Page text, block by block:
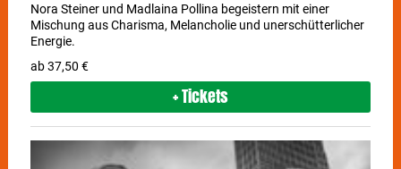
Nora Steiner und Madlaina Pollina begeistern mit einer
Mischung aus Charisma, Melancholie und unerschütterlicher
Energie.
ab 37,50 €
+ Tickets